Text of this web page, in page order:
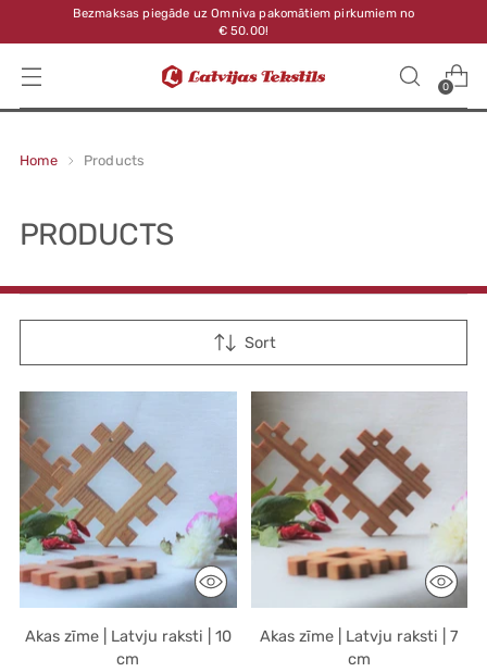
Bezmaksas piegāde uz Omniva pakomātiem pirkumiem no
€ 50.00!
0
Home Products
PRODUCTS
Sort
Akas zīme | Latvju raksti | 10
cm
Akas zīme | Latvju raksti | 7
cm